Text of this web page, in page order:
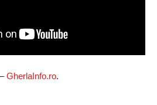
GherlaInfo.ro.